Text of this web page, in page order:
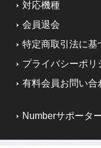
対応機種
会員退会
特定商取引法に基
プライバシーポリ
有料会員お問い合
Numberサポータ